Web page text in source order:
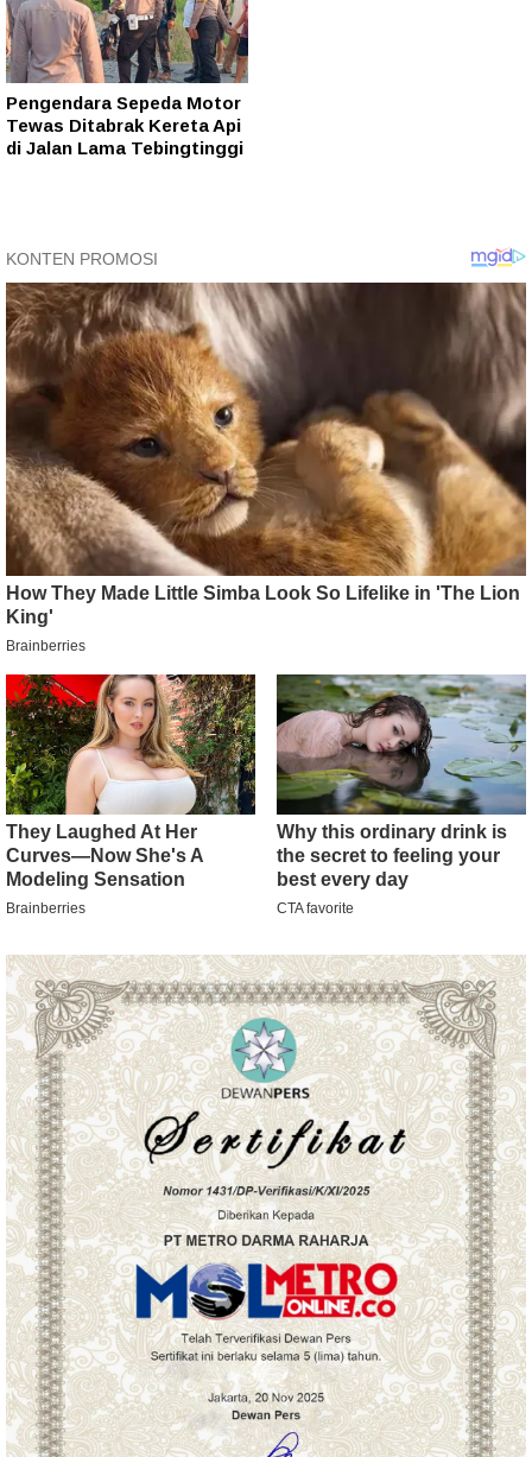
Pengendara Sepeda Motor
Tewas Ditabrak Kereta Api
di Jalan Lama Tebingtinggi